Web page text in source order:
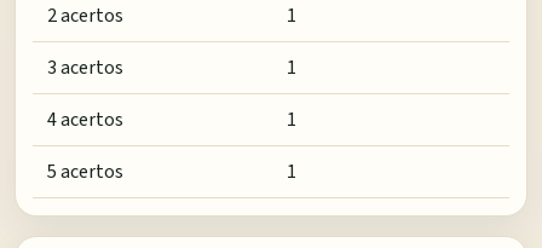
2 acertos
1
3 acertos
1
4 acertos
1
5 acertos
1